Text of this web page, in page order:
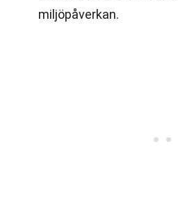
miljöpåverkan.